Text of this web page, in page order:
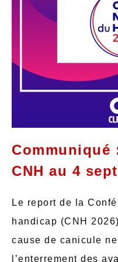
Communiqué
CNH au 4
Le report de la
handicap (CNH
cause de canicule
l’enterrement des